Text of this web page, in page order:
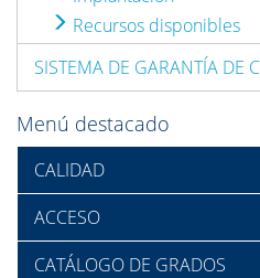
Recursos disponibles
SISTEMA DE GARANTÍA DE
Menú destacado
CALIDAD
ACCESO
CATÁLOGO DE GRADOS